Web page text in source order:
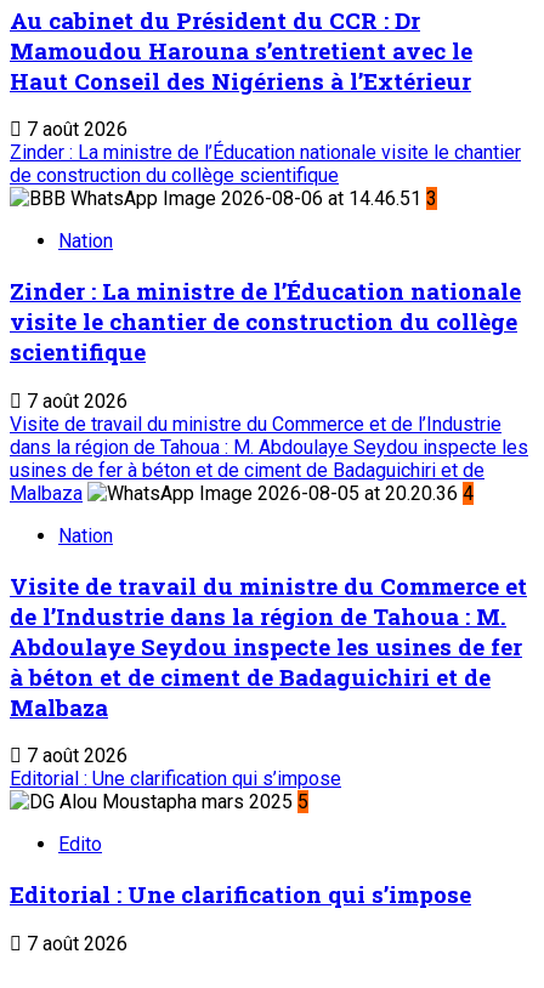
Au cabinet du Président du CCR : Dr
Mamoudou Harouna s’entretient avec le
Haut Conseil des Nigériens à l’Extérieur
7 août 2026
Zinder : La ministre de l’Éducation nationale visite le chantier
de construction du collège scientifique
3
Nation
Zinder : La ministre de l’Éducation nationale
visite le chantier de construction du collège
scientifique
7 août 2026
Visite de travail du ministre du Commerce et de l’Industrie
dans la région de Tahoua : M. Abdoulaye Seydou inspecte les
usines de fer à béton et de ciment de Badaguichiri et de
Malbaza
4
Nation
Visite de travail du ministre du Commerce et
de l’Industrie dans la région de Tahoua : M.
Abdoulaye Seydou inspecte les usines de fer
à béton et de ciment de Badaguichiri et de
Malbaza
7 août 2026
Editorial : Une clarification qui s’impose
5
Edito
Editorial : Une clarification qui s’impose
7 août 2026